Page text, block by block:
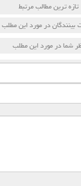
تازه ترین مطالب مرتبط
بینندگان در مورد این مطلب
شما در مورد این مطلب